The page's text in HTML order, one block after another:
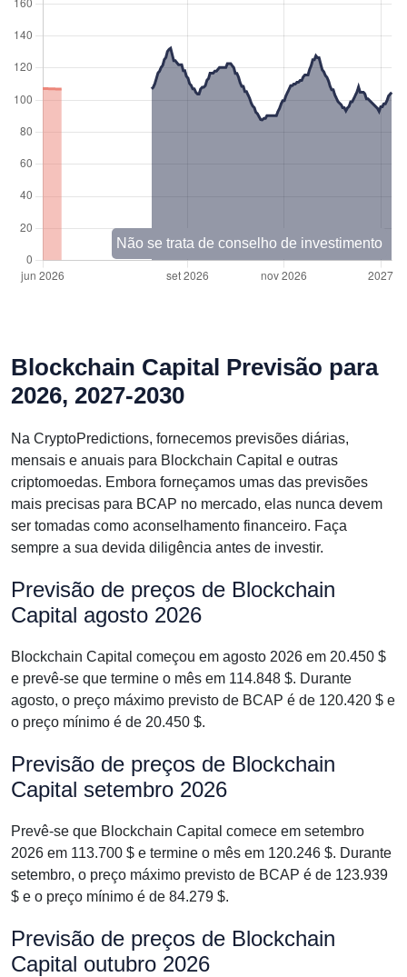
Não se trata de conselho de investimento
Blockchain Capital Previsão para
2026, 2027-2030
Na CryptoPredictions, fornecemos previsões diárias,
mensais e anuais para Blockchain Capital e outras
criptomoedas. Embora forneçamos umas das previsões
mais precisas para BCAP no mercado, elas nunca devem
ser tomadas como aconselhamento financeiro. Faça
sempre a sua devida diligência antes de investir.
Previsão de preços de Blockchain
Capital agosto 2026
Blockchain Capital começou em agosto 2026 em 20.450 $
e prevê-se que termine o mês em 114.848 $. Durante
agosto, o preço máximo previsto de BCAP é de 120.420 $ e
o preço mínimo é de 20.450 $.
Previsão de preços de Blockchain
Capital setembro 2026
Prevê-se que Blockchain Capital comece em setembro
2026 em 113.700 $ e termine o mês em 120.246 $. Durante
setembro, o preço máximo previsto de BCAP é de 123.939
$ e o preço mínimo é de 84.279 $.
Previsão de preços de Blockchain
Capital outubro 2026